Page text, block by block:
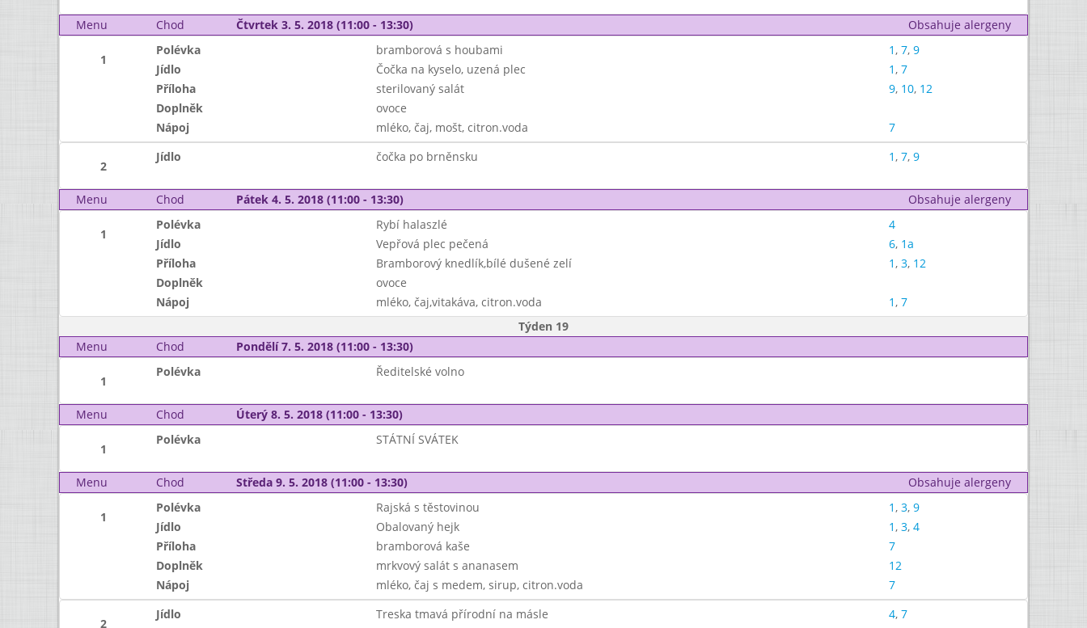
Menu Chod Čtvrtek 3. 5. 2018 (11:00 - 13:30) Obsahuje alergeny
1
Polévka bramborová s houbami 1, 7, 9
Jídlo
Čočka na kyselo, uzená plec 1, 7
Příloha
sterilovaný salát 9, 10, 12
Doplněk
ovoce
Nápoj
mléko, čaj, mošt, citron.voda 7
2
Jídlo čočka po brněnsku 1, 7, 9
Menu Chod Pátek 4. 5. 2018 (11:00 - 13:30) Obsahuje alergeny
1
Polévka Rybí halaszlé
4
Jídlo
Vepřová plec pečená 6, 1a
Příloha
Bramborový knedlík,bílé dušené zelí 1, 3, 12
Doplněk
ovoce
Nápoj
mléko, čaj,vitakáva, citron.voda 1, 7
Týden 19
Menu
Chod Pondělí 7. 5. 2018 (11:00 - 13:30)
1
Polévka Ředitelské volno
Menu Chod Úterý 8. 5. 2018 (11:00 - 13:30)
1
Polévka STÁTNÍ SVÁTEK
Menu Chod Středa 9. 5. 2018 (11:00 - 13:30) Obsahuje alergeny
1
Polévka Rajská s těstovinou 1, 3, 9
Jídlo
Obalovaný hejk 1, 3, 4
Příloha
bramborová kaše
7
Doplněk
mrkvový salát s ananasem
12
Nápoj
mléko, čaj s medem, sirup, citron.voda 7
2
Jídlo Treska tmavá přírodní na másle 4, 7